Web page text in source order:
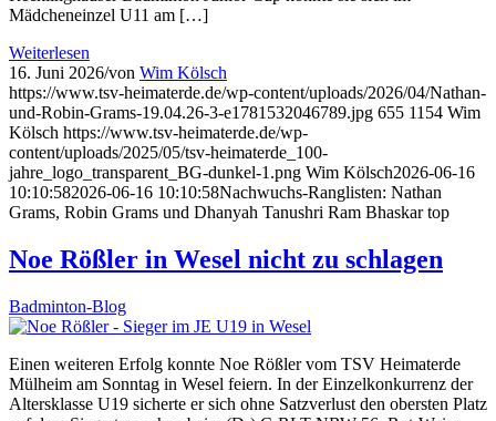
Mädcheneinzel U11 am […]
Weiterlesen
16. Juni 2026/von Wim Kölsch
https://www.tsv-heimaterde.de/wp-content/uploads/2026/04/Nathan-
und-Robin-Grams-19.04.26-3-e1781532046789.jpg 655 1154 Wim
Kölsch https://www.tsv-heimaterde.de/wp-
content/uploads/2025/05/tsv-heimaterde_100-
jahre_logo_transparent_BG-dunkel-1.png Wim Kölsch2026-06-16
10:10:582026-06-16 10:10:58Nachwuchs-Ranglisten: Nathan
Grams, Robin Grams und Dhanyah Tanushri Ram Bhaskar top
Noe Rößler in Wesel nicht zu schlagen
Badminton-Blog
Einen weiteren Erfolg konnte Noe Rößler vom TSV Heimaterde
Mülheim am Sonntag in Wesel feiern. In der Einzelkonkurrenz der
Altersklasse U19 sicherte er sich ohne Satzverlust den obersten Platz